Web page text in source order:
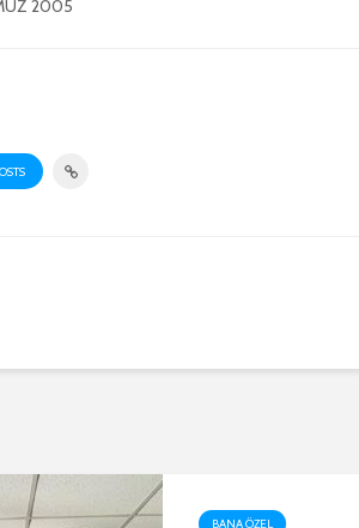
2005
BANA ÖZEL